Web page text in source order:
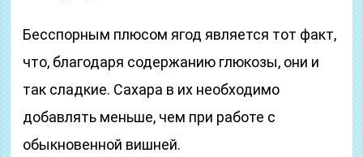
Бесспорным плюсом ягод является тот факт,
что, благодаря содержанию глюкозы, они и
так сладкие. Сахара в их необходимо
добавлять меньше, чем при работе с
обыкновенной вишней.